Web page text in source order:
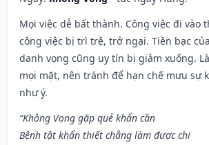
Mọi việc dễ bất thành. Công việc đi vào
công việc bị trì trệ, trở ngại. Tiền bạc
danh vọng cũng uy tín bị giảm xuống.
mọi mặt, nên tránh để hạn chế mưu sự
như ý.
“Không Vong gặp quẻ khẩn cần
Bệnh tật khẩn thiết chẳng làm được chi